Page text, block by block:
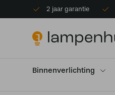
2 jaar garantie
Binnenverlichting